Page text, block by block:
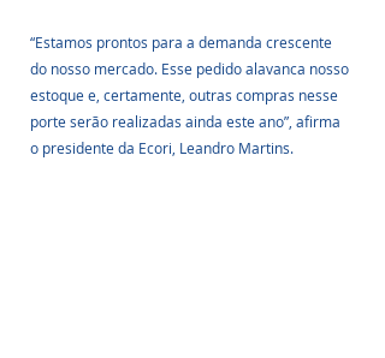
“Estamos prontos para a demanda crescente
do nosso mercado. Esse pedido alavanca nosso
estoque e, certamente, outras compras nesse
porte serão realizadas ainda este ano”, afirma
o presidente da Ecori, Leandro Martins.